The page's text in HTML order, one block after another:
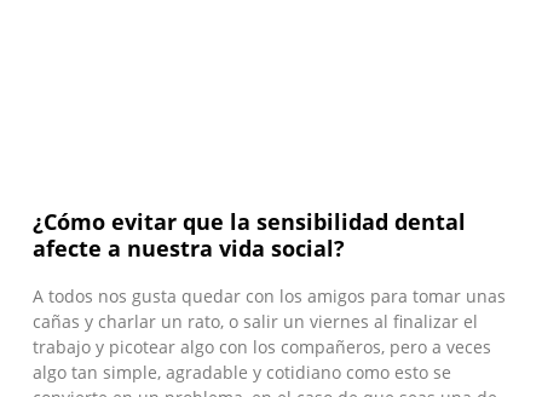
¿Cómo evitar que la sensibilidad dental
afecte a nuestra vida social?
A todos nos gusta quedar con los amigos para tomar unas
cañas y charlar un rato, o salir un viernes al finalizar el
trabajo y picotear algo con los compañeros, pero a veces
algo tan simple, agradable y cotidiano como esto se